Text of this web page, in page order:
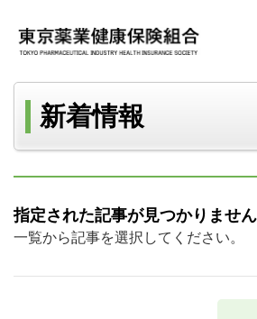
新着情報
指定された記事が見つかりません
一覧から記事を選択してください。